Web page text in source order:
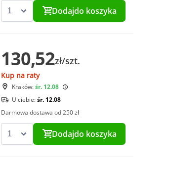
Dodajdo koszyka
130,52zł/szt.
Kup na raty
Kraków:śr. 12.08
U ciebie:śr. 12.08
Darmowa dostawa od 250 zł
Dodajdo koszyka